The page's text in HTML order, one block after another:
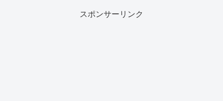
スポンサーリンク